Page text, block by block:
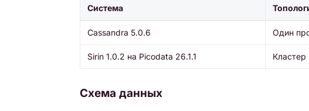
Система
Cassandra 5.0.6 Один
Sirin 1.0.2 на Picodata 26.1.1
Схема данных